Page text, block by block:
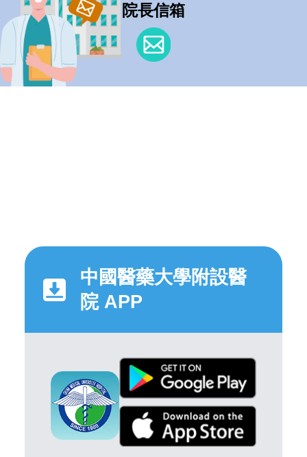
院長信箱
中國醫藥大學附設醫
院 APP